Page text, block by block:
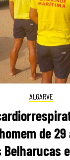
ALGARVE
de
Belharucas